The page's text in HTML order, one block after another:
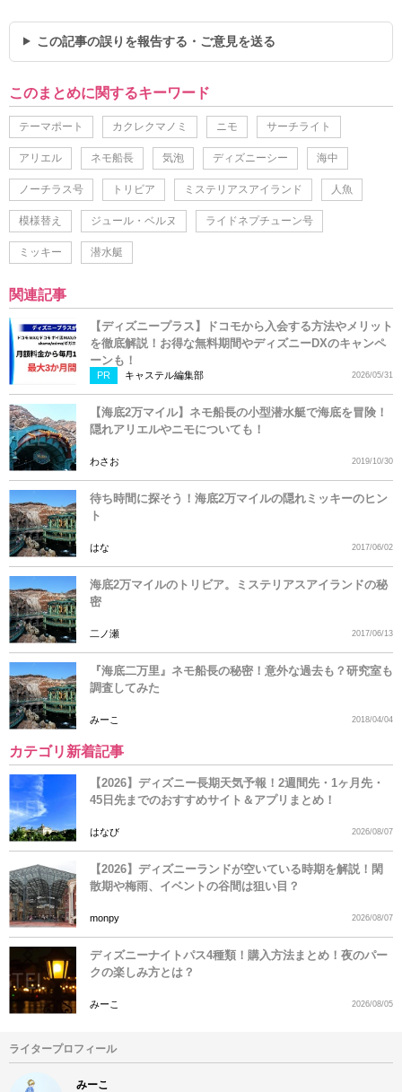
この記事の誤りを報告する・ご意見を送る
このまとめに関するキーワード
テーマポート カクレクマノミ ニモ サーチライト
アリエル ネモ船長 気泡 ディズニーシー 海中
ノーチラス号 トリビア ミステリアスアイランド 人魚
模様替え ジュール・ベルヌ ライドネプチューン号
ミッキー 潜水艇
関連記事
【ディズニープラス】ドコモから入会する方法やメリット
を徹底解説！お得な無料期間やディズニーDXのキャンペ
ーンも！
PR キャステル編集部 2026/05/31
【海底2万マイル】ネモ船長の小型潜水艇で海底を冒険！
隠れアリエルやニモについても！
わさお 2019/10/30
待ち時間に探そう！海底2万マイルの隠れミッキーのヒン
ト
はな 2017/06/02
海底2万マイルのトリビア。ミステリアスアイランドの秘
密
二ノ瀬 2017/06/13
『海底二万里』ネモ船長の秘密！意外な過去も？研究室も
調査してみた
みーこ 2018/04/04
カテゴリ新着記事
【2026】ディズニー長期天気予報！2週間先・1ヶ月先・
45日先までのおすすめサイト＆アプリまとめ！
はなび 2026/08/07
【2026】ディズニーランドが空いている時期を解説！閑
散期や梅雨、イベントの谷間は狙い目？
monpy 2026/08/07
ディズニーナイトパス4種類！購入方法まとめ！夜のパー
クの楽しみ方とは？
みーこ 2026/08/05
ライタープロフィール
みーこ